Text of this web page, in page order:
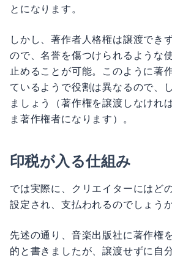
とになります。
しかし、著作者人格権は譲渡でき
ので、名誉を傷つけられるような
止めることが可能。このように著
ているようで役割は異なるので、
ましょう（著作権を譲渡しなけれ
ま著作権者になります）。
印税が入る仕組み
では実際に、クリエイターにはど
設定され、支払われるのでしょう
先述の通り、音楽出版社に著作権
的と書きましたが、譲渡せずに自